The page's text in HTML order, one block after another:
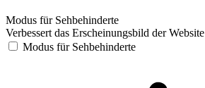
Modus für Sehbehinderte
Verbessert das Erscheinungsbild der Website
Modus für Sehbehinderte